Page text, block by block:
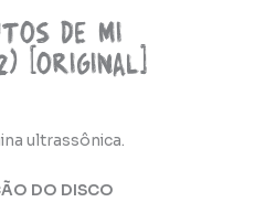
DE MI
ultrassônica.
DO DISCO